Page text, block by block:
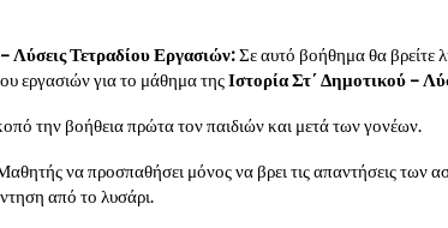
Λύσεις Τετραδίου Εργασιών:Σε αυτό βοήθημα θα βρείτε
εργασιών για το μάθημα τηςΙστορία Στ΄ Δημοτικού –
την βοήθεια πρώτα τον παιδιών και μετά των γονέων.
να προσπαθήσει μόνος να βρει τις απαντήσεις των
από το λυσάρι.